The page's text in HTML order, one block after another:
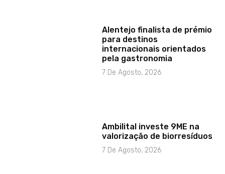
Alentejo finalista de prémio
para destinos
internacionais orientados
pela gastronomia
7 De Agosto, 2026
Ambilital investe 9ME na
valorização de biorresíduos
7 De Agosto, 2026